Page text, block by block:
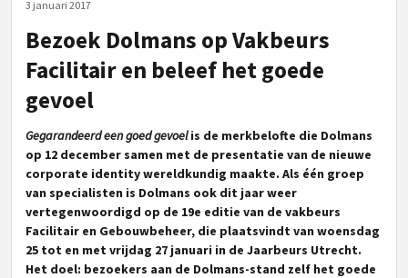
3 januari 2017
Bezoek Dolmans op Vakbeurs
Facilitair en beleef het goede
gevoel
Gegarandeerd een goed gevoelis de merkbelofte die Dolmans
op 12 december samen met de presentatie van de nieuwe
corporate identity wereldkundig maakte. Als één groep
van specialisten is Dolmans ook dit jaar weer
vertegenwoordigd op de 19e editie van de vakbeurs
Facilitair en Gebouwbeheer, die plaatsvindt van woensdag
25 tot en met vrijdag 27 januari in de Jaarbeurs Utrecht.
Het doel: bezoekers aan de Dolmans-stand zelf het goede